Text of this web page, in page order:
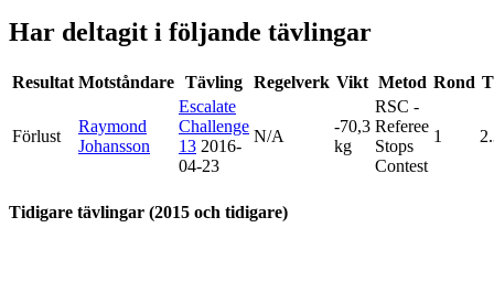
Har deltagit i följande tävlingar
Resultat Motståndare Tävling Regelverk Vikt Metod Rond
Förlust
Raymond
Johansson
Escalate
Challenge
13 2016-
04-23
N/A
-70,3
kg
RSC -
Referee
Stops
Contest
1
Tidigare tävlingar (2015 och tidigare)